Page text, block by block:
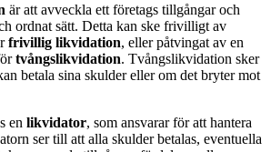
är att avveckla ett företags tillgångar och
ordnat sätt. Detta kan ske frivilligt av
frivillig likvidation, eller påtvingat av en
tvångslikvidation. Tvångslikvidation sker
betala sina skulder eller om det bryter mot
en likvidator, som ansvarar för att hantera
ser till att alla skulder betalas, eventuella